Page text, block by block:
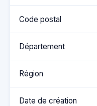
Code postal
Département
Région
Date de création